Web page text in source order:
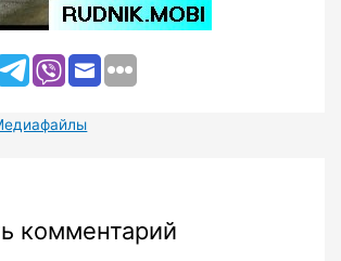
комментарий